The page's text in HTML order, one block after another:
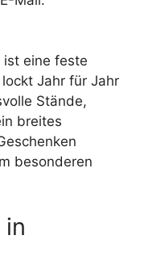
ist eine feste
Jahr für Jahr
Stände,
breites
besonderen